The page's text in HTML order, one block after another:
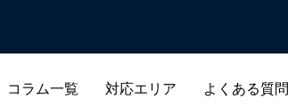
コラム一覧 対応エリア よくある質問